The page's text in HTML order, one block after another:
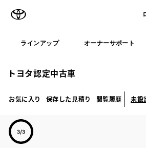
ラインアップ オーナーサポート
トヨタ認定中古車
お気に入り 保存した見積り 閲覧履歴 未設